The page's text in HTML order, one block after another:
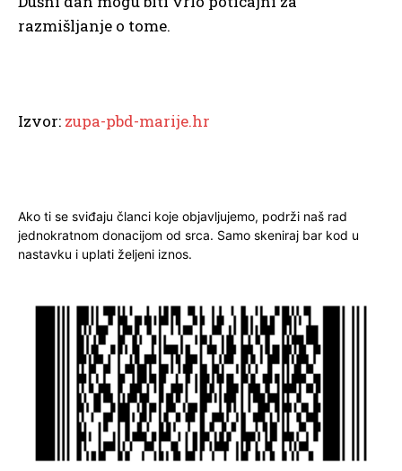
razmišljanje o tome.
Izvor: zupa-pbd-marije.hr
Ako ti se sviđaju članci koje objavljujemo, podrži naš rad
jednokratnom donacijom od srca. Samo skeniraj bar kod u
nastavku i uplati željeni iznos.